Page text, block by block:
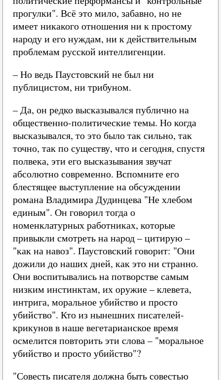
прогулки". Всё это мило, забавно, но не
имеет никакого отношения ни к простому
народу и его нуждам, ни к действительным
проблемам русской интеллигенции.
– Но ведь Паустовский не был ни
публицистом, ни трибуном.
– Да, он редко высказывался публично на
общественно-политические темы. Но когда
высказывался, то это было так сильно, так
точно, так по существу, что и сегодня, спустя
полвека, эти его высказывания звучат
абсолютно современно. Вспомните его
блестящее выступление на обсуждении
романа Владимира Дудинцева "Не хлебом
единым". Он говорил тогда о
номенклатурных работниках, которые
привыкли смотреть на народ – цитирую –
"как на навоз". Паустовский говорит: "Они
дожили до наших дней, как это ни странно.
Они воспитывались на потворстве самым
низким инстинктам, их оружие – клевета,
интрига, моральное убийство и просто
убийство". Кто из нынешних писателей-
крикунов в наше вегетарианское время
осмелится повторить эти слова – "моральное
убийство и просто убийство"?
"Совесть писателя должна быть совестью